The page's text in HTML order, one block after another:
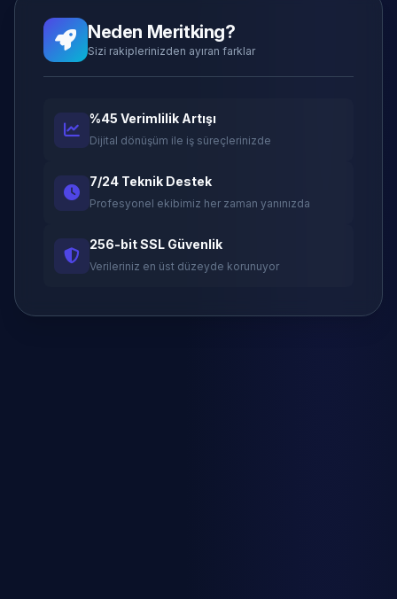
Neden Meritking?
Sizi rakiplerinizden ayıran farklar
%45 Verimlilik Artışı
Dijital dönüşüm ile iş süreçlerinizde
7/24 Teknik Destek
Profesyonel ekibimiz her zaman yanınızda
256-bit SSL Güvenlik
Verileriniz en üst düzeyde korunuyor